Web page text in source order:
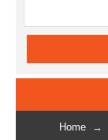
Home→